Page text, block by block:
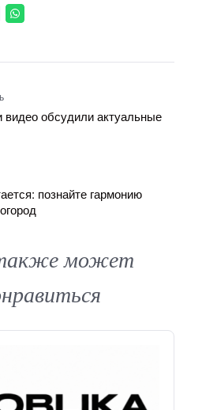
видео обсудили актуальные
познайте гармонию
может